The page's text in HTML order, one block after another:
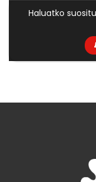
Haluatko